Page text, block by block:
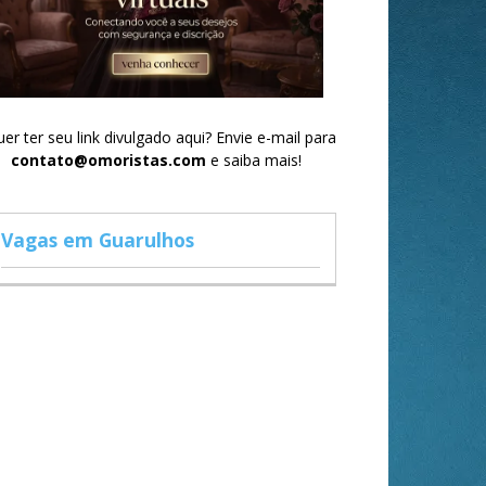
ter seu link divulgado aqui? Envie e-mail para
contato@omoristas.com e saiba mais!
Vagas em Guarulhos